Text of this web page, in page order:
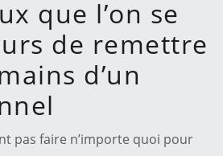
que l’on se
de remettre
d’un
pas faire n’importe quoi pour